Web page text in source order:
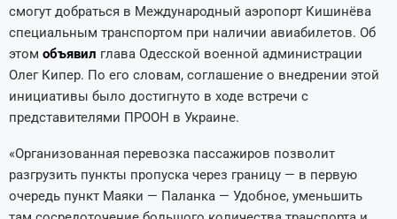
смогут добраться в Международный аэропорт Кишинёва
специальным транспортом при наличии авиабилетов. Об
этом объявил глава Одесской военной администрации
Олег Кипер. По его словам, соглашение о внедрении этой
инициативы было достигнуто в ходе встречи с
представителями ПРООН в Украине.
«Организованная перевозка пассажиров позволит
разгрузить пункты пропуска через границу — в первую
очередь пункт Маяки — Паланка — Удобное, уменьшить